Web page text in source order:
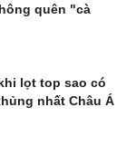
quên "cà
lọt top sao có
nhất Châu Á